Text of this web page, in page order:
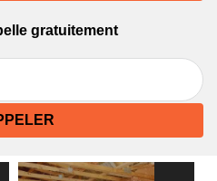
gratuitement